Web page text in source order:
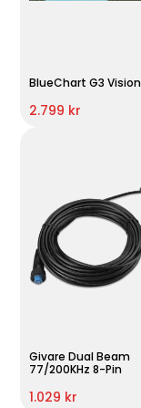
BlueChart G3 Vision
2.799 kr
Givare Dual Beam
77/200KHz 8-Pin
1.029 kr